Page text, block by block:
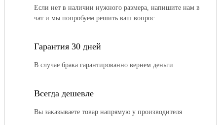
Если нет в наличии нужного размера, напишите нам в
чат и мы попробуем решить ваш вопрос.
Гарантия 30 дней
В случае брака гарантированно вернем деньги
Всегда дешевле
Вы заказываете товар напрямую у производителя